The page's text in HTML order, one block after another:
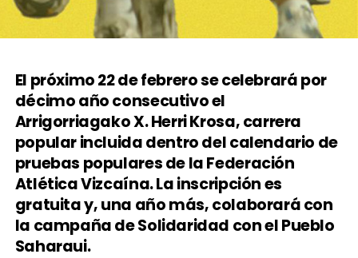
El próximo 22 de febrero se celebrará por
décimo año consecutivo el
Arrigorriagako X. Herri Krosa, carrera
popular incluida dentro del calendario de
pruebas populares de la Federación
Atlética Vizcaína. La inscripción es
gratuita y, una año más, colaborará con
la campaña de Solidaridad con el Pueblo
Saharaui.